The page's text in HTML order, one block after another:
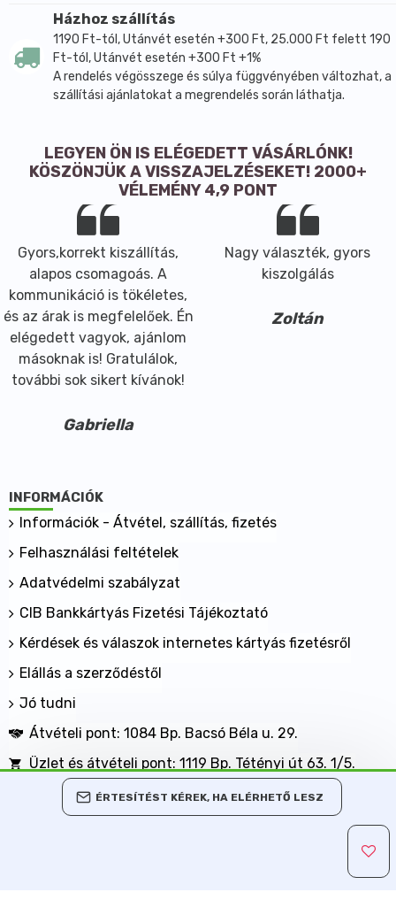
ÉRTESÍTÉST KÉREK, HA ELÉRHETŐ LESZ
citromsav (E330), víz, színezékek: réz-komplex, klorofi
ll (E141), kurkumin (E100).
A kockázatokról és mellékhatásokról olvassa el a
betegtájékoztatót, vagy kérdezze meg kezelőorvosát,
gyógyszerészét!
Házhoz szállítás
1190 Ft-tól, Utánvét esetén +300 Ft, 25.000 Ft felett 190
Ft-tól, Utánvét esetén +300 Ft +1%
A rendelés végösszege és súlya függvényében változhat, a
szállítási ajánlatokat a megrendelés során láthatja.
LEGYEN ÖN IS ELÉGEDETT VÁSÁRLÓNK!
KÖSZÖNJÜK A VISSZAJELZÉSEKET! 2000+
VÉLEMÉNY 4,9 PONT
Gyors,korrekt kiszállítás,
alapos csomagoás. A
kommunikáció is tökéletes,
és az árak is megfelelőek. Én
elégedett vagyok, ajánlom
másoknak is! Gratulálok,
további sok sikert kívánok!
Gabriella
Nagy választék, gyors
kiszolgálás
Zoltán
INFORMÁCIÓK
Információk - Átvétel, szállítás, fizetés
Felhasználási feltételek
Adatvédelmi szabályzat
CIB Bankkártyás Fizetési Tájékoztató
Kérdések és válaszok internetes kártyás fizetésről
Elállás a szerződéstől
Jó tudni
Átvételi pont: 1084 Bp. Bacsó Béla u. 29.
Üzlet és átvételi pont: 1119 Bp. Tétényi út 63. 1/5.
BANKKÁRTYÁVAL IS FIZETHET NÁLUNK!
Árukereső.hu